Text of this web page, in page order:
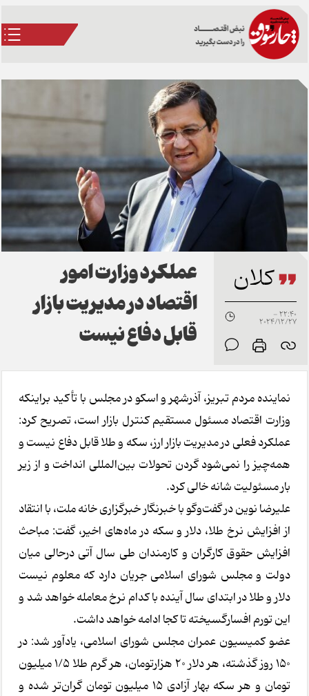
کلان
22:40 -
2024/12/27
عملکرد وزارت امور
اقتصاد در مدیریت بازار
قابل دفاع نیست
نماینده مردم تبریز، آذرشهر و اسکو در مجلس با تأکید براینکه
وزارت اقتصاد مسئول مستقیم کنترل بازار است، تصریح کرد:
عملکرد فعلی در مدیریت بازار ارز، سکه و طلا قابل دفاع نیست و
همه‌چیز را نمی‌شود گردن تحولات بین‌المللی انداخت و از زیر
بار مسئولیت شانه خالی کرد.
علیرضا نوین در گفت‌وگو با خبرنگار خبرگزاری خانه ملت، با انتقاد
از افزایش نرخ طلا، دلار و سکه در ماه‌های اخیر، گفت: مباحث
افزایش حقوق کارگران و کارمندان طی سال آتی درحالی‌ میان
دولت و مجلس شورای اسلامی جریان دارد که معلوم نیست
دلار و طلا در ابتدای سال آینده با کدام نرخ معامله خواهد شد و
این تورم افسارگسیخته تا کجا ادامه خواهد داشت.
عضو کمیسیون عمران مجلس شورای اسلامی، یادآور شد: در
۱۵۰ روز گذشته، هر دلار ۲۰ هزارتومان، هر گرم طلا ۱/۵ میلیون
تومان و هر سکه بهار آزادی ۱۵ میلیون تومان گران‌تر شده و